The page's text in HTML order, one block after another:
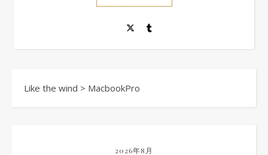
Like the wind > MacbookPro
2026年8月